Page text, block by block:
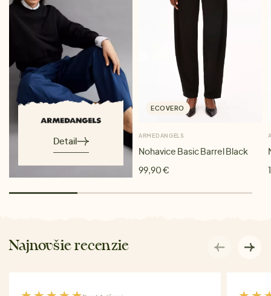
Detail
ECOVERO
ARMEDANGELS
Nohavice Basic Barrel Black
99,90 €
Najnovšie recenzie